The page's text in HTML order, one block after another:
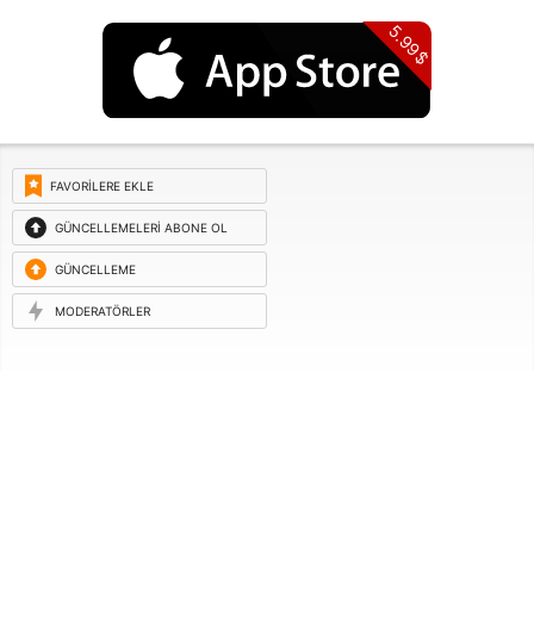
5.99$
FAVORILERE EKLE
GÜNCELLEMELERI ABONE OL
GÜNCELLEME
ISTEĞI
MODERATÖRLER